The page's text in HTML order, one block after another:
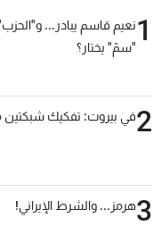
1نعيم قاسم يبادر...
"سمّ" يختار؟
2في بيروت: تفكيك شبكتين
3هرمز... والشرط الإيراني!